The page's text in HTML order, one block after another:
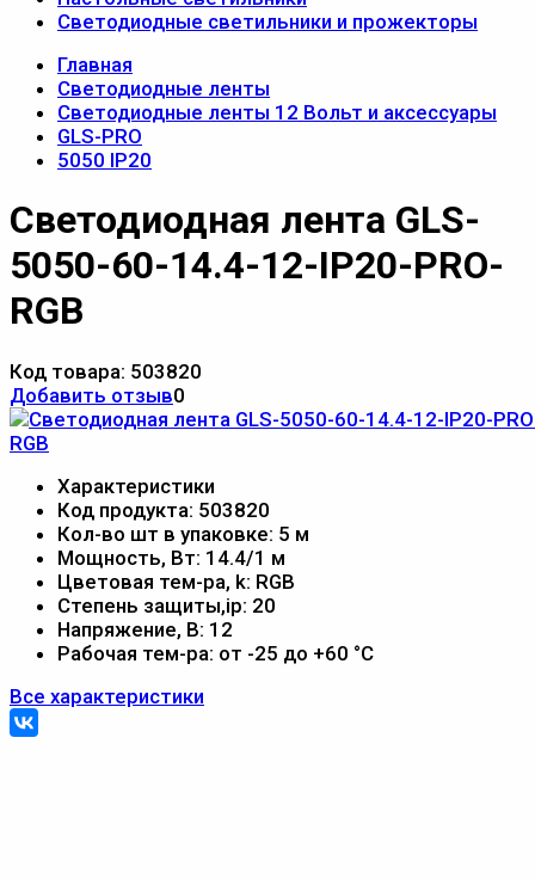
Светодиодные светильники и прожекторы
Главная
Светодиодные ленты
Светодиодные ленты 12 Вольт и аксессуары
GLS-PRO
5050 IP20
Светодиодная лента GLS-
5050-60-14.4-12-IP20-PRO-
RGB
Код товара: 503820
Добавить отзыв0
Характеристики
Код продукта: 503820
Кол-во шт в упаковке: 5 м
Мощность, Вт: 14.4/1 м
Цветовая тем-ра, k: RGB
Степень защиты,ip: 20
Напряжение, В: 12
Рабочая тем-ра: от -25 до +60 °С
Все характеристики